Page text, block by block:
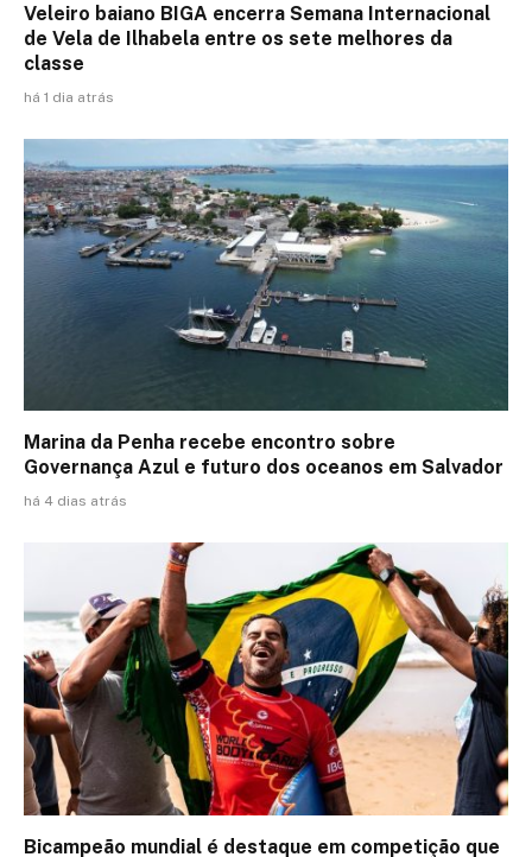
Veleiro baiano BIGA encerra Semana Internacional
de Vela de Ilhabela entre os sete melhores da
classe
há 1 dia atrás
Marina da Penha recebe encontro sobre
Governança Azul e futuro dos oceanos em Salvador
há 4 dias atrás
Bicampeão mundial é destaque em competição que